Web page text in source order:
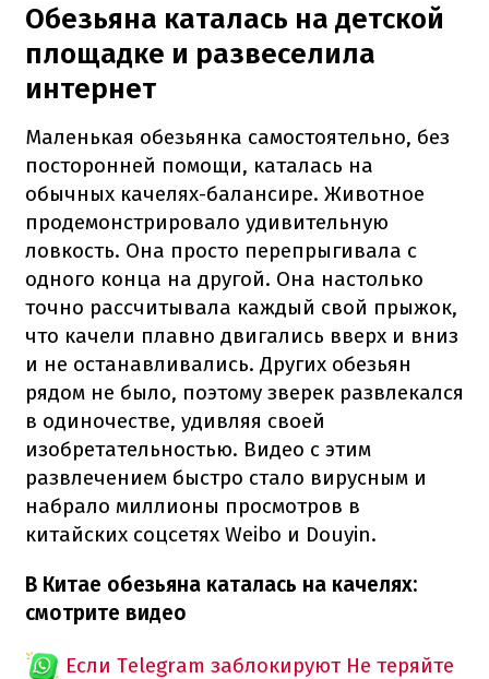
Обезьяна каталась на детской
площадке и развеселила
интернет
Маленькая обезьянка самостоятельно, без
посторонней помощи, каталась на
обычных качелях-балансире. Животное
продемонстрировало удивительную
ловкость. Она просто перепрыгивала с
одного конца на другой. Она настолько
точно рассчитывала каждый свой прыжок,
что качели плавно двигались вверх и вниз
и не останавливались. Других обезьян
рядом не было, поэтому зверек развлекался
в одиночестве, удивляя своей
изобретательностью. Видео с этим
развлечением быстро стало вирусным и
набрало миллионы просмотров в
китайских соцсетях Weibo и Douyin.
В Китае обезьяна каталась на качелях:
смотрите видео
Если Telegram заблокируют Не теряйте